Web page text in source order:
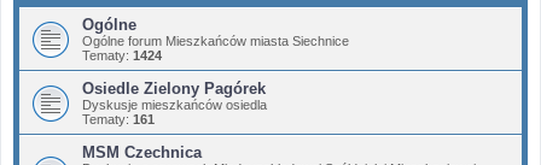
Ogólne
Ogólne forum Mieszkańców miasta Siechnice
Tematy: 1424
Osiedle Zielony Pagórek
Dyskusje mieszkańców osiedla
Tematy: 161
MSM Czechnica